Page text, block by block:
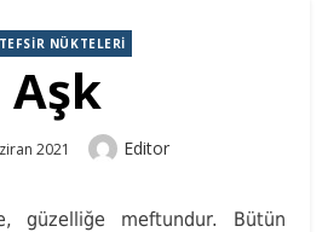
TEFSIR NÜKTELERI
Aşk
2021 Author
Editor
güzelliğe meftundur. Bütün